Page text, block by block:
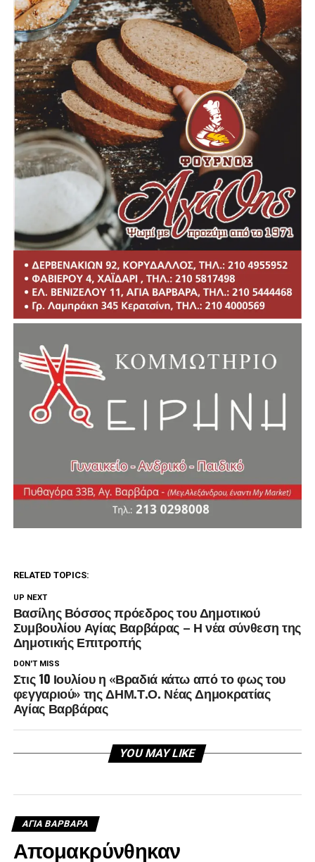
RELATED TOPICS:
UP NEXT
Βασίλης Βόσσος πρόεδρος του Δημοτικού
Συμβουλίου Αγίας Βαρβάρας – Η νέα σύνθεση της
Δημοτικής Επιτροπής
DON'T MISS
Στις 10 Ιουλίου η «Βραδιά κάτω από το φως του
φεγγαριού» της ΔΗΜ.Τ.Ο. Νέας Δημοκρατίας
Αγίας Βαρβάρας
YOU MAY LIKE
ΑΓΙΑ ΒΑΡΒΑΡΑ
Απομακρύνθηκαν